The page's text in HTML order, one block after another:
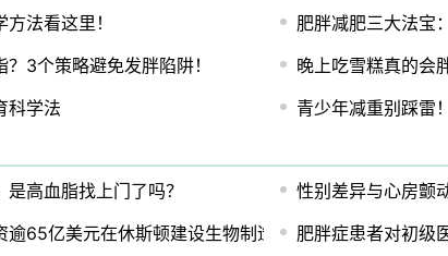
法看这里！
肥胖减肥三大法宝
3个策略避免发胖陷阱！
晚上吃雪糕真的会
科学法
青少年减重别踩雷
高血脂找上门了吗？
性别差异与心房颤
逾65亿美元在休斯顿建设生物制造工厂肥胖症患者对初级